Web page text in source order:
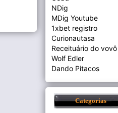
NDig
MDig Youtube
1xbet registro
Curionautasa
Receituário do vovô
Wolf Edler
Dando Pitacos
Categorias